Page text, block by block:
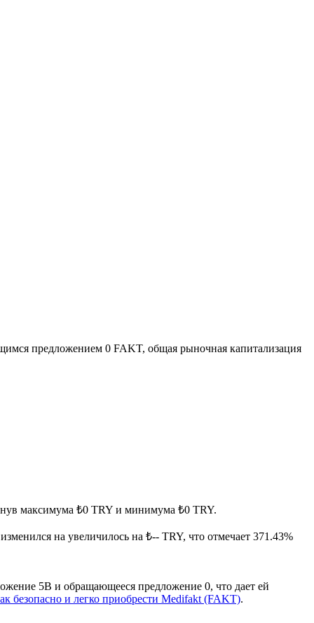
предложением 0 FAKT, общая рыночная капитализация
максимума ₺0 TRY и минимума ₺0 TRY.
на увеличилось на ₺-- TRY, что отмечает 371.43%
5B и обращающееся предложение 0, что дает ей
безопасно и легко приобрести Medifakt (FAKT).